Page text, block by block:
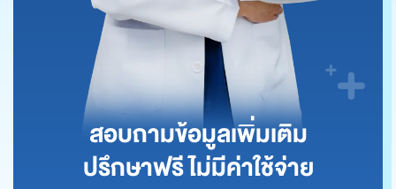
สอบถามข้อมูลเพิ่มเติม
ปรึกษาฟรี ไม่มีค่าใช้จ่าย